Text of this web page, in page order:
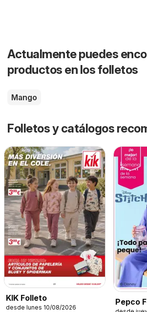
Actualmente puedes
productos en los folletos
Mango
Folletos y catálogos
KIK Folleto
desde lunes 10/08/2026
Pepco